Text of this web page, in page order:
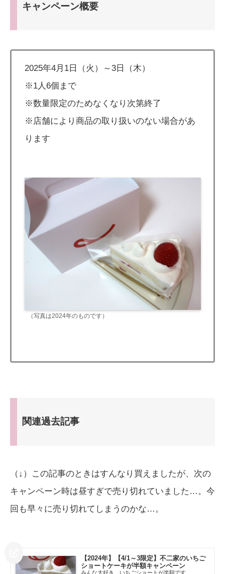
キャンペーン概要
2025年4月1日（火）～3日（木）
※1人6個まで
※数量限定のためなくなり次第終了
※店舗により商品の取り扱いのない場合があ
ります
（写真は2024年のものです）
関連過去記事
（↓）この記事のときはすんなり買えましたが、次の
キャンペーン時は昼すぎで売り切れていました…。今
回も早々に売り切れてしまうのかな…。
【2024年】【4/1～3限定】不二家のいちご
ショートケーキが半額キャンペーン
みんな大好き、いちごショートが半額です…